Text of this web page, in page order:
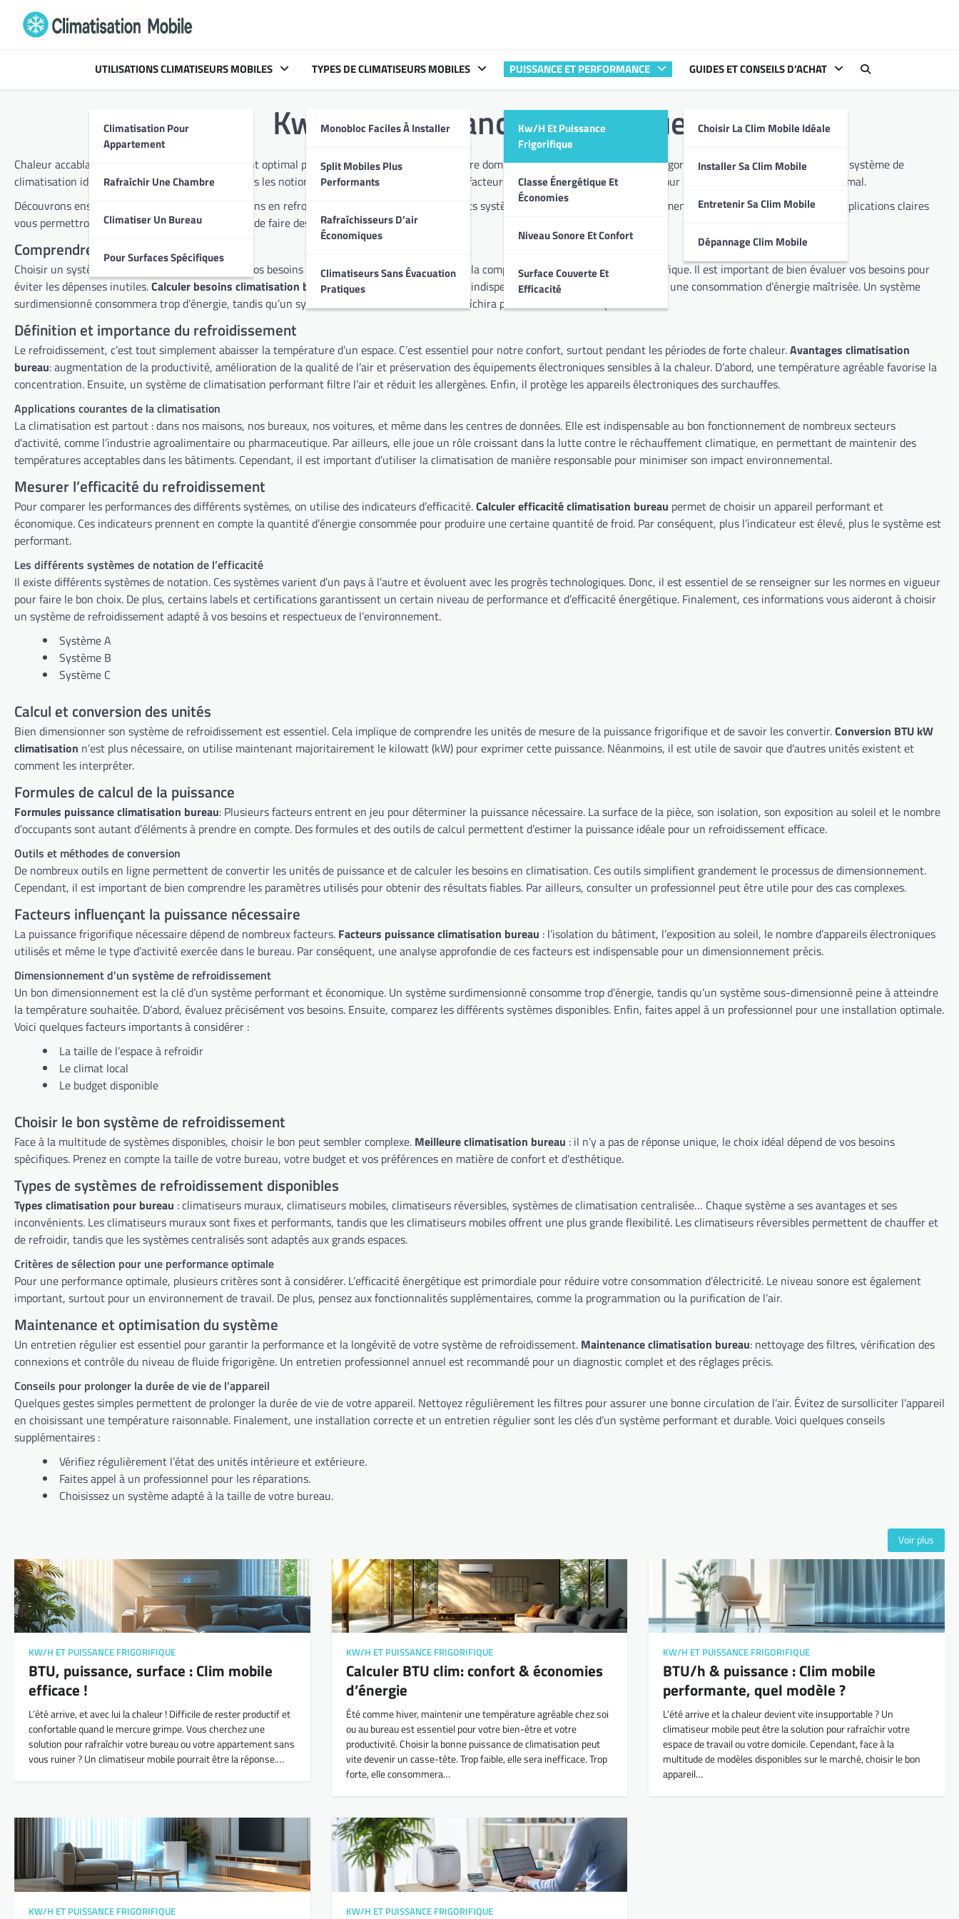
content
UTILISATIONS CLIMATISEURS MOBILES
Climatisation Pour
Appartement
Rafraîchir Une Chambre
Climatiser Un Bureau
Pour Surfaces Spécifiques
TYPES DE CLIMATISEURS MOBILES
Monobloc Faciles À Installer
Split Mobiles Plus
Performants
Rafraîchisseurs D’air
Économiques
Climatiseurs Sans Évacuation
Pratiques
PUISSANCE ET PERFORMANCE
Kw/h Et Puissance
Frigorifique
Classe Énergétique Et
Économies
Niveau Sonore Et Confort
Surface Couverte Et
Efficacité
GUIDES ET CONSEILS D’ACHAT
Choisir La Clim Mobile Idéale
Installer Sa Clim Mobile
Entretenir Sa Clim Mobile
Dépannage Clim Mobile
Kw/h et puissance frigorifique
Chaleur accablante ? Besoin d’un rafraîchissement optimal pour votre espace de travail ou votre domicile ? Comprendre la puissance frigorifique est essentiel pour choisir le système de
climatisation idéal. Cet article vous guide à travers les notions clés, des unités de mesure aux facteurs influençant les performances, pour un choix éclairé et un confort optimal.
Découvrons ensemble comment calculer les besoins en refroidissement, comparer les différents systèmes et optimiser leur fonctionnement. Des conseils pratiques et des explications claires
vous permettront de maîtriser la climatisation et de faire des économies d’énergie.
Comprendre la puissance frigorifique
Choisir un système de refroidissement adapté à vos besoins est crucial. Cela passe d’abord par la compréhension de la puissance frigorifique. Il est important de bien évaluer vos besoins pour
éviter les dépenses inutiles.Calculer besoins climatisation bureauest une étape préliminaire indispensable pour un confort optimal et une consommation d’énergie maîtrisée. Un système
surdimensionné consommera trop d’énergie, tandis qu’un système sous-dimensionné ne rafraîchira pas suffisamment l’espace.
Définition et importance du refroidissement
Le refroidissement, c’est tout simplement abaisser la température d’un espace. C’est essentiel pour notre confort, surtout pendant les périodes de forte chaleur.Avantages climatisation
bureau: augmentation de la productivité, amélioration de la qualité de l’air et préservation des équipements électroniques sensibles à la chaleur. D’abord, une température agréable favorise la
concentration. Ensuite, un système de climatisation performant filtre l’air et réduit les allergènes. Enfin, il protège les appareils électroniques des surchauffes.
Applications courantes de la climatisation
La climatisation est partout : dans nos maisons, nos bureaux, nos voitures, et même dans les centres de données. Elle est indispensable au bon fonctionnement de nombreux secteurs
d’activité, comme l’industrie agroalimentaire ou pharmaceutique. Par ailleurs, elle joue un rôle croissant dans la lutte contre le réchauffement climatique, en permettant de maintenir des
températures acceptables dans les bâtiments. Cependant, il est important d’utiliser la climatisation de manière responsable pour minimiser son impact environnemental.
Mesurer l’efficacité du refroidissement
Pour comparer les performances des différents systèmes, on utilise des indicateurs d’efficacité.Calculer efficacité climatisation bureau permet de choisir un appareil performant et
économique. Ces indicateurs prennent en compte la quantité d’énergie consommée pour produire une certaine quantité de froid. Par conséquent, plus l’indicateur est élevé, plus le système est
performant.
Les différents systèmes de notation de l’efficacité
Il existe différents systèmes de notation. Ces systèmes varient d’un pays à l’autre et évoluent avec les progrès technologiques. Donc, il est essentiel de se renseigner sur les normes en vigueur
pour faire le bon choix. De plus, certains labels et certifications garantissent un certain niveau de performance et d’efficacité énergétique. Finalement, ces informations vous aideront à choisir
un système de refroidissement adapté à vos besoins et respectueux de l’environnement.
Système A
Système B
Système C
Calcul et conversion des unités
Bien dimensionner son système de refroidissement est essentiel. Cela implique de comprendre les unités de mesure de la puissance frigorifique et de savoir les convertir.Conversion BTU kW
climatisation
comment les interpréter.
Formules de calcul de la puissance
Formules puissance climatisation bureau: Plusieurs facteurs entrent en jeu pour déterminer la puissance nécessaire. La surface de la pièce, son isolation, son exposition au soleil et le nombre
d’occupants sont autant d’éléments à prendre en compte. Des formules et des outils de calcul permettent d’estimer la puissance idéale pour un refroidissement efficace.
Outils et méthodes de conversion
De nombreux outils en ligne permettent de convertir les unités de puissance et de calculer les besoins en climatisation. Ces outils simplifient grandement le processus de dimensionnement.
Cependant, il est important de bien comprendre les paramètres utilisés pour obtenir des résultats fiables. Par ailleurs, consulter un professionnel peut être utile pour des cas complexes.
Facteurs influençant la puissance nécessaire
La puissance frigorifique nécessaire dépend de nombreux facteurs. Facteurs puissance climatisation bureau : l’isolation du bâtiment, l’exposition au soleil, le nombre d’appareils électroniques
utilisés et même le type d’activité exercée dans le bureau. Par conséquent, une analyse approfondie de ces facteurs est indispensable pour un dimensionnement précis.
Dimensionnement d’un système de refroidissement
Un bon dimensionnement est la clé d’un système performant et économique. Un système surdimensionné consomme trop d’énergie, tandis qu’un système sous-dimensionné peine à atteindre
la température souhaitée. D’abord, évaluez précisément vos besoins. Ensuite, comparez les différents systèmes disponibles. Enfin, faites appel à un professionnel pour une installation optimale.
Voici quelques facteurs importants à considérer :
La taille de l’espace à refroidir
Le climat local
Le budget disponible
Choisir le bon système de refroidissement
Face à la multitude de systèmes disponibles, choisir le bon peut sembler complexe. Meilleure climatisation bureau : il n’y a pas de réponse unique, le choix idéal dépend de vos besoins
spécifiques. Prenez en compte la taille de votre bureau, votre budget et vos préférences en matière de confort et d’esthétique.
Types de systèmes de refroidissement disponibles
Types climatisation pour bureau : climatiseurs muraux, climatiseurs mobiles, climatiseurs réversibles, systèmes de climatisation centralisée… Chaque système a ses avantages et ses
inconvénients. Les climatiseurs muraux sont fixes et performants, tandis que les climatiseurs mobiles offrent une plus grande flexibilité. Les climatiseurs réversibles permettent de chauffer et
de refroidir, tandis que les systèmes centralisés sont adaptés aux grands espaces.
Critères de sélection pour une performance optimale
Pour une performance optimale, plusieurs critères sont à considérer. L’efficacité énergétique est primordiale pour réduire votre consommation d’électricité. Le niveau sonore est également
important, surtout pour un environnement de travail. De plus, pensez aux fonctionnalités supplémentaires, comme la programmation ou la purification de l’air.
Maintenance et optimisation du système
Un entretien régulier est essentiel pour garantir la performance et la longévité de votre système de refroidissement. Maintenance climatisation bureau: nettoyage des filtres, vérification des
connexions et contrôle du niveau de fluide frigorigène. Un entretien professionnel annuel est recommandé pour un diagnostic complet et des réglages précis.
Conseils pour prolonger la durée de vie de l’appareil
Quelques gestes simples permettent de prolonger la durée de vie de votre appareil. Nettoyez régulièrement les filtres pour assurer une bonne circulation de l’air. Évitez de sursolliciter l’appareil
en choisissant une température raisonnable. Finalement, une installation correcte et un entretien régulier sont les clés d’un système performant et durable. Voici quelques conseils
supplémentaires :
Vérifiez régulièrement l’état des unités intérieure et extérieure.
Faites appel à un professionnel pour les réparations.
Choisissez un système adapté à la taille de votre bureau.
Voir plus
KW/H ET PUISSANCE FRIGORIFIQUE
BTU, puissance, surface : Clim mobile
efficace !
L’été arrive, et avec lui la chaleur ! Difficile de rester productif et
confortable quand le mercure grimpe. Vous cherchez une
solution pour rafraîchir votre bureau ou votre appartement sans
vous ruiner ? Un climatiseur mobile pourrait être la réponse.…
KW/H ET PUISSANCE FRIGORIFIQUE
Calculer BTU clim: confort & économies
d’énergie
Été comme hiver, maintenir une température agréable chez soi
ou au bureau est essentiel pour votre bien-être et votre
productivité. Choisir la bonne puissance de climatisation peut
vite devenir un casse-tête. Trop faible, elle sera inefficace. Trop
forte, elle consommera…
KW/H ET PUISSANCE FRIGORIFIQUE
BTU/h & puissance : Clim mobile
performante, quel modèle ?
L’été arrive et la chaleur devient vite insupportable ? Un
climatiseur mobile peut être la solution pour rafraîchir votre
espace de travail ou votre domicile. Cependant, face à la
multitude de modèles disponibles sur le marché, choisir le bon
appareil…
KW/H ET PUISSANCE FRIGORIFIQUE KW/H ET PUISSANCE FRIGORIFIQUE